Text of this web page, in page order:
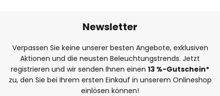
Newsletter
Verpassen Sie keine unserer besten Angebote, exklusiven
Aktionen und die neusten Beleuchtungstrends. Jetzt
registrieren und wir senden Ihnen einen 13 %-Gutschein*
zu, den Sie bei Ihrem ersten Einkauf in unserem Onlineshop
einlösen können!